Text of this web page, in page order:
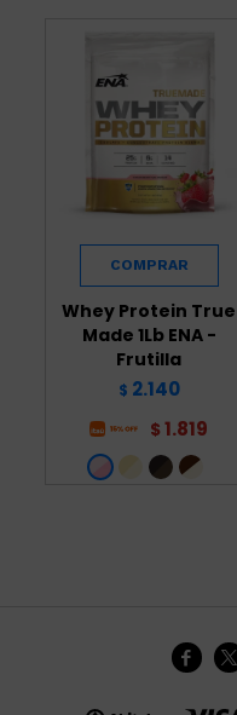
Whey Protein True
Made 1Lb ENA -
Frutilla
$ 2.140
$ 1.819
 